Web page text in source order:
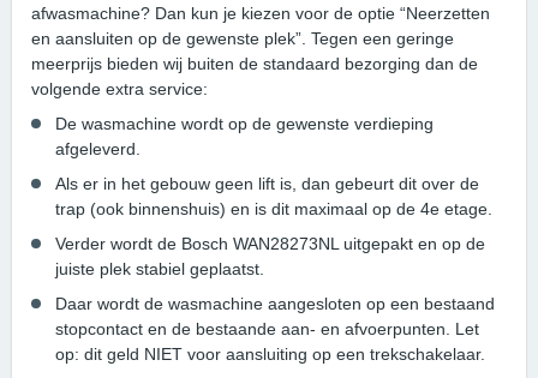
afwasmachine? Dan kun je kiezen voor de optie “Neerzetten
en aansluiten op de gewenste plek”. Tegen een geringe
meerprijs bieden wij buiten de standaard bezorging dan de
volgende extra service:
De wasmachine wordt op de gewenste verdieping
afgeleverd.
Als er in het gebouw geen lift is, dan gebeurt dit over de
trap (ook binnenshuis) en is dit maximaal op de 4e etage.
Verder wordt de Bosch WAN28273NL uitgepakt en op de
juiste plek stabiel geplaatst.
Daar wordt de wasmachine aangesloten op een bestaand
stopcontact en de bestaande aan- en afvoerpunten. Let
op: dit geld NIET voor aansluiting op een trekschakelaar.